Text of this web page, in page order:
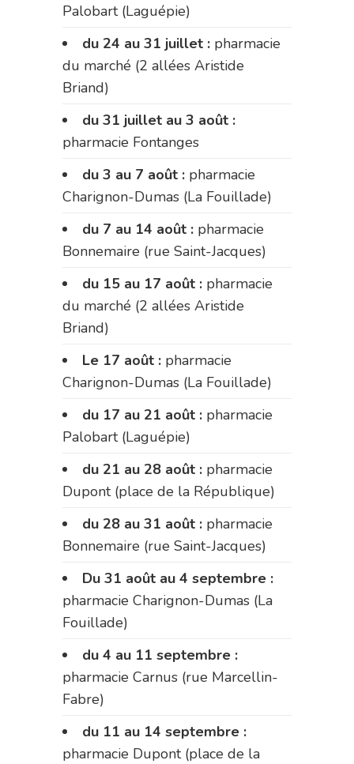
Palobart (Laguépie)
du 24 au 31 juillet : pharmacie
du marché (2 allées Aristide
Briand)
du 31 juillet au 3 août :
pharmacie Fontanges
du 3 au 7 août : pharmacie
Charignon-Dumas (La Fouillade)
du 7 au 14 août : pharmacie
Bonnemaire (rue Saint-Jacques)
du 15 au 17 août : pharmacie
du marché (2 allées Aristide
Briand)
Le 17 août : pharmacie
Charignon-Dumas (La Fouillade)
du 17 au 21 août : pharmacie
Palobart (Laguépie)
du 21 au 28 août : pharmacie
Dupont (place de la République)
du 28 au 31 août : pharmacie
Bonnemaire (rue Saint-Jacques)
Du 31 août au 4 septembre :
pharmacie Charignon-Dumas (La
Fouillade)
du 4 au 11 septembre :
pharmacie Carnus (rue Marcellin-
Fabre)
du 11 au 14 septembre :
pharmacie Dupont (place de la